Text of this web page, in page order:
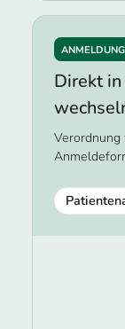
ANMELDUNG
Direkt
Verordnung